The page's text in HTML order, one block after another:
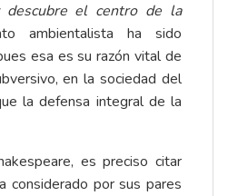
descubre el centro de la
ambientalista ha sido
esa es su razón vital de
en la sociedad del
la defensa integral de la
es preciso citar
considerado por sus pares